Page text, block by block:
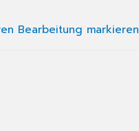
Bearbeitung markieren